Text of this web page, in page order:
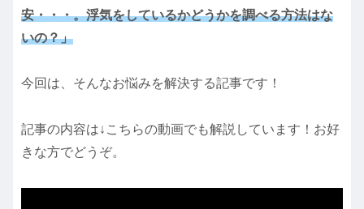
安・・・。浮気をしているかどうかを調べる方法はな
いの？」
今回は、そんなお悩みを解決する記事です！
記事の内容は↓こちらの動画でも解説しています！お好
きな方でどうぞ。